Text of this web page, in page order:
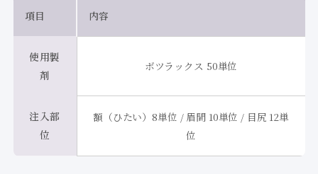
項目 内容
使用製
剤
ボツラックス 50単位
注入部
位
額（ひたい）8単位 / 眉間 10単位 / 目尻 12単
位